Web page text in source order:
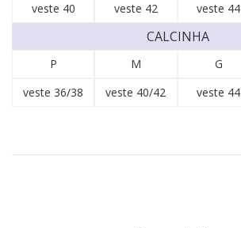
veste 40
veste 42 veste 44
CALCINHA
P M G
veste 36/38
veste 40/42 veste 44